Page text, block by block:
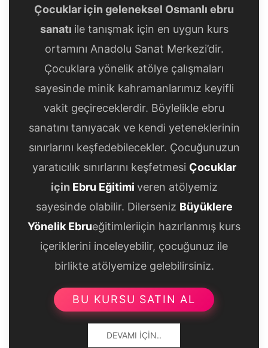
Çocuklar için geleneksel Osmanlı ebru
sanatı ile tanışmak için en uygun kurs
ortamını Anadolu Sanat Merkezi’dir.
Çocuklara yönelik atölye çalışmaları
sayesinde minik kahramanlarımız keyifli
vakit geçireceklerdir. Böylelikle ebru
sanatını tanıyacak ve kendi yeteneklerinin
sınırlarını keşfedebilecekler. Çocuğunuzun
yaratıcılık sınırlarını keşfetmesi Çocuklar
için Ebru Eğitimi veren atölyemiz
sayesinde olabilir. Dilerseniz Büyüklere
Yönelik Ebrueğitimleriiçin hazırlanmış kurs
içeriklerini inceleyebilir, çocuğunuz ile
birlikte atölyemize gelebilirsiniz.
BU KURSU SATIN AL
DEVAMI İÇIN..